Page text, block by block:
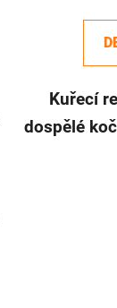
Kuřecí
dospělé